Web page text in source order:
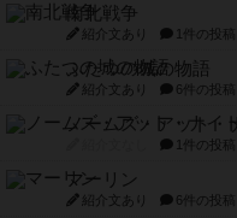
南北戦争
紹介文あり 1件の投稿
ふたつの城の物語
紹介文あり 6件の投稿
ノームズ・アット・
1件の投稿
マーリン
紹介文あり 6件の投稿